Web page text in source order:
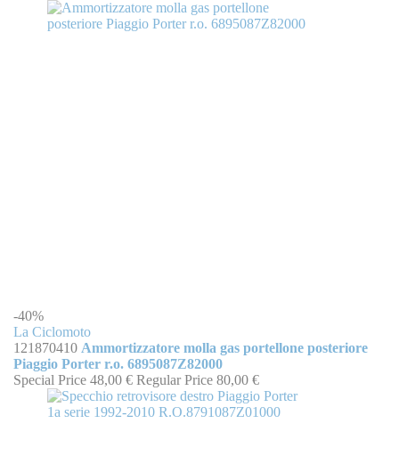
-40%
La Ciclomoto
121870410 Ammortizzatore molla gas portellone posteriore
Piaggio Porter r.o. 6895087Z82000
Special Price 48,00 € Regular Price 80,00 €